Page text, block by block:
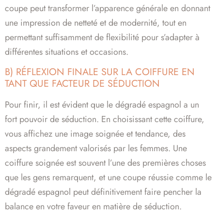
coupe peut transformer l’apparence générale en donnant
une impression de netteté et de modernité, tout en
permettant suffisamment de flexibilité pour s’adapter à
différentes situations et occasions.
B) RÉFLEXION FINALE SUR LA COIFFURE EN
TANT QUE FACTEUR DE SÉDUCTION
Pour finir, il est évident que le dégradé espagnol a un
fort pouvoir de séduction. En choisissant cette coiffure,
vous affichez une image soignée et tendance, des
aspects grandement valorisés par les femmes. Une
coiffure soignée est souvent l’une des premières choses
que les gens remarquent, et une coupe réussie comme le
dégradé espagnol peut définitivement faire pencher la
balance en votre faveur en matière de séduction.